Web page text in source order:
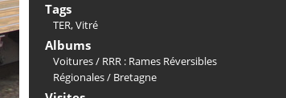
Tags
TER,Vitré
Albums
Voitures/ RRR : Rames Réversibles
Régionales/ Bretagne